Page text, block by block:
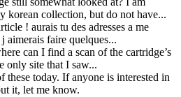
korean collection, but do not have...
! aurais tu des adresses a me
aimerais faire quelques...
can I find a scan of the cartridge’s
only site that I saw...
these today. If anyone is interested in
it, let me know.